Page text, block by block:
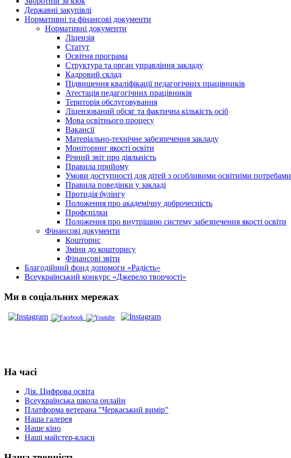
Державні закупівлі
Нормативні та фінансові документи
Нормативні документи
Ліцензія
Статут
Освітня програма
Структура та орган управління закладу
Кадровий склад
Підвищення кваліфікації педагогічних працівників
Атестація педагогічних працівників
Територія обслуговування
Ліцензований обсяг та фактична кількість осіб
Мова освітнього процесу
Вакансії
Матеріально-технічне забезпечення закладу
Моніторинг якості освіти
Річний звіт про діяльність
Правила прийому
Умови доступності для дітей з особливими освітніми потребами
Правила поведінки у закладі
Протидія булінгу
Положення про академічну доброчесність
Профспілки
Положення про внутрішню систему забезпечення якості освіти
Фінансові документи
Кошторис
Зміни до кошторису
Фінансові звіти
Благодійний фонд допомоги «Радість»
Всеукраїнський конкурс «Джерело творчості»
Ми в соціальних мережах
На часі
Дія. Цифрова освіта
Всеукраїнська школа онлайн
Платформа ветерана "Черкаський вимір"
Наша галерея
Наше кіно
Наші майстер-класи